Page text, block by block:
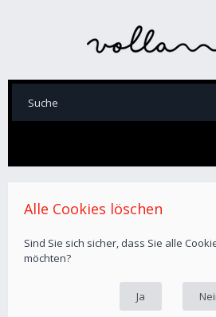
Alle Cookies löschen
Sind Sie sich sicher, dass Sie alle
möchten?